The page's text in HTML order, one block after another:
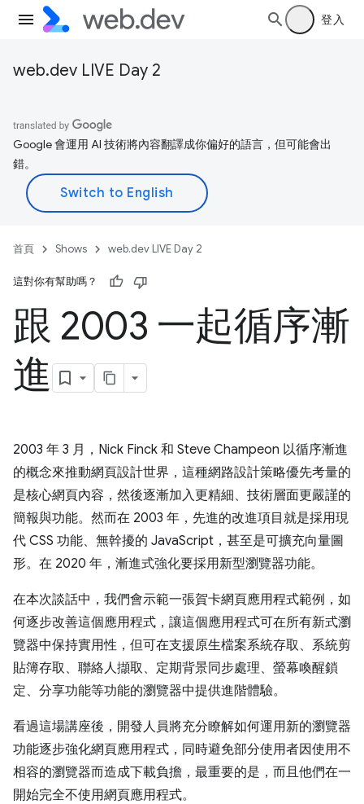
登入
web.dev LIVE Day 2
Google 會運用 AI 技術將內容翻譯成你偏好的語言，但可能會出
錯。
首頁 Shows web.dev LIVE Day 2
這對你有幫助嗎？
跟 2003 一起循序漸
進
2003 年 3 月，Nick Finck 和 Steve Champeon 以循序漸進
的概念來推動網頁設計世界，這種網路設計策略優先考量的
是核心網頁內容，然後逐漸加入更精細、技術層面更嚴謹的
簡報與功能。然而在 2003 年，先進的改進項目就是採用現
代 CSS 功能、無幹擾的 JavaScript，甚至是可擴充向量圖
形。在 2020 年，漸進式強化要採用新型瀏覽器功能。
在本次談話中，我們會示範一張賀卡網頁應用程式範例，如
何逐步改善這個應用程式，讓這個應用程式可在所有新式瀏
覽器中保持實用性，但可在支援原生檔案系統存取、系統剪
貼簿存取、聯絡人擷取、定期背景同步處理、螢幕喚醒鎖
定、分享功能等功能的瀏覽器中提供進階體驗。
看過這場講座後，開發人員將充分瞭解如何運用新的瀏覽器
功能逐步強化網頁應用程式，同時避免部分使用者因使用不
相容的瀏覽器而造成下載負擔，最重要的是，而且他們在一
開始完全不使用網頁應用程式。